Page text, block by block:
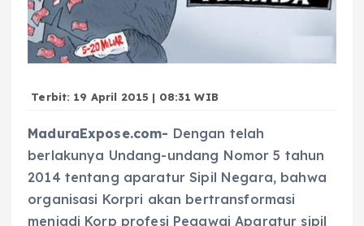
Terbit: 19 April 2015 | 08:31 WIB
MaduraExpose.com- Dengan telah
berlakunya Undang-undang Nomor 5 tahun
2014 tentang aparatur Sipil Negara, bahwa
organisasi Korpri akan bertransformasi
menjadi Korp profesi Pegawai Aparatur sipil